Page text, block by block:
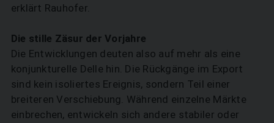
erklärt Rauhofer.
Die stille Zäsur der Vorjahre
Die Entwicklungen deuten also auf mehr als eine
konjunkturelle Delle hin. Die Rückgänge im Export
sind kein isoliertes Ereignis, sondern Teil einer
breiteren Verschiebung. Während einzelne Märkte
einbrechen, entwickeln sich andere stabiler oder